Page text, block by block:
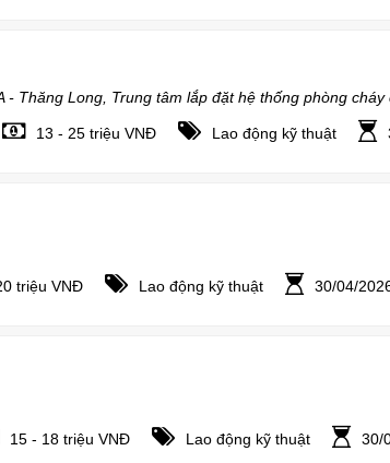
- Thăng Long, Trung tâm lắp đặt hệ thống phòng
13 - 25 triệu VNĐ Lao động kỹ thuật
triệu VNĐ Lao động kỹ thuật 30/04/
15 - 18 triệu VNĐ Lao động kỹ thuật 30/